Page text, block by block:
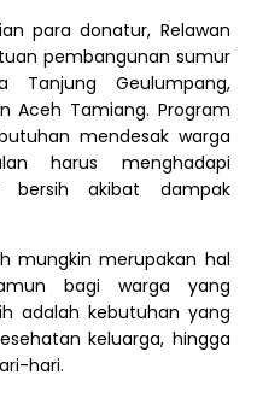
para donatur, Relawan
pembangunan sumur
Tanjung Geulumpang,
Aceh Tamiang. Program
mendesak warga
harus menghadapi
bersih akibat dampak
mungkin merupakan hal
bagi warga yang
adalah kebutuhan yang
keluarga, hingga
hari.